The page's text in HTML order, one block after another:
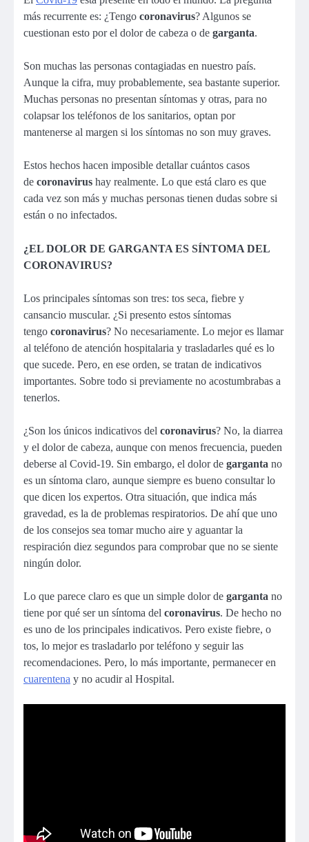
más recurrente es: ¿Tengo coronavirus? Algunos se
cuestionan esto por el dolor de cabeza o de garganta.
Son muchas las personas contagiadas en nuestro país.
Aunque la cifra, muy probablemente, sea bastante superior.
Muchas personas no presentan síntomas y otras, para no
colapsar los teléfonos de los sanitarios, optan por
mantenerse al margen si los síntomas no son muy graves.
Estos hechos hacen imposible detallar cuántos casos
de coronavirus hay realmente. Lo que está claro es que
cada vez son más y muchas personas tienen dudas sobre si
están o no infectados.
¿EL DOLOR DE GARGANTA ES SÍNTOMA DEL
CORONAVIRUS?
Los principales síntomas son tres: tos seca, fiebre y
cansancio muscular. ¿Si presento estos síntomas
tengo coronavirus? No necesariamente. Lo mejor es llamar
al teléfono de atención hospitalaria y trasladarles qué es lo
que sucede. Pero, en ese orden, se tratan de indicativos
importantes. Sobre todo si previamente no acostumbrabas a
tenerlos.
¿Son los únicos indicativos del coronavirus? No, la diarrea
y el dolor de cabeza, aunque con menos frecuencia, pueden
deberse al Covid-19. Sin embargo, el dolor de garganta no
es un síntoma claro, aunque siempre es bueno consultar lo
que dicen los expertos. Otra situación, que indica más
gravedad, es la de problemas respiratorios. De ahí que uno
de los consejos sea tomar mucho aire y aguantar la
respiración diez segundos para comprobar que no se siente
ningún dolor.
Lo que parece claro es que un simple dolor de garganta no
tiene por qué ser un síntoma del coronavirus. De hecho no
es uno de los principales indicativos. Pero existe fiebre, o
tos, lo mejor es trasladarlo por teléfono y seguir las
recomendaciones. Pero, lo más importante, permanecer en
cuarentena y no acudir al Hospital.